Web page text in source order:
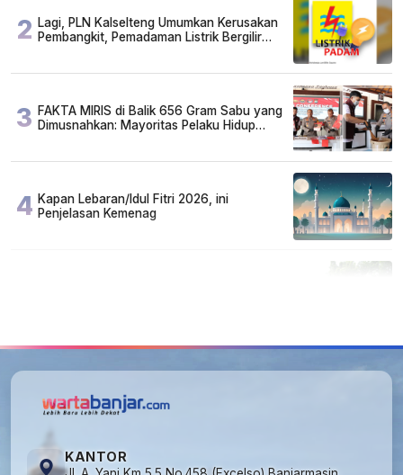
2 Lagi, PLN Kalselteng Umumkan Kerusakan
Pembangkit, Pemadaman Listrik Bergilir
3 FAKTA MIRIS di Balik 656 Gram Sabu yang
Dimusnahkan: Mayoritas Pelaku Hidup
4 Kapan Lebaran/Idul Fitri 2026, ini
Penjelasan Kemenag
KANTOR